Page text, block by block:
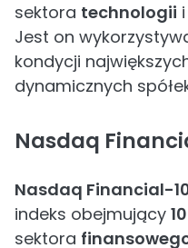
sektora technologii i
Jest on
kondycji
dynamicznych
Nasdaq
Nasdaq Financial-
indeks obejmujący
sektora